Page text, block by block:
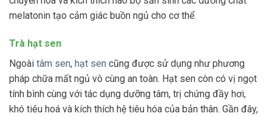
melatonin tạo cảm giác buồn ngủ cho cơ thể.
Trà hạt sen
Ngoài tâm sen, hạt sen cũng được sử dụng như phương
pháp chữa mất ngủ vô cùng an toàn. Hạt sen còn có vị ngọt
tính bình cùng với tác dụng dưỡng tâm, trị chứng đầy hơi,
khó tiêu hoá và kích thích hệ tiêu hóa của bản thân. Gần đây,